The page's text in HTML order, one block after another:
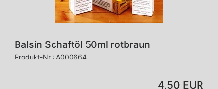
Balsin Schaftöl 50ml rotbraun
Produkt-Nr.: A000664
4,50 EUR